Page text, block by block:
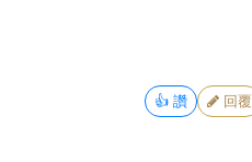
👍 讚 回覆